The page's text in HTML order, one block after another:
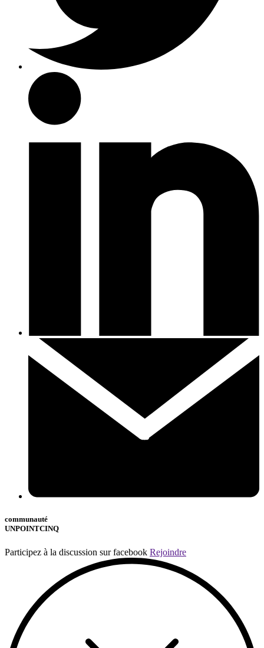
communauté
UNPOINTCINQ
Participez à la discussion sur facebook Rejoindre